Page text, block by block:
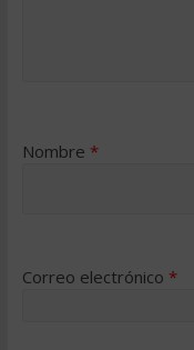
Nombre *
Correo electrónico *